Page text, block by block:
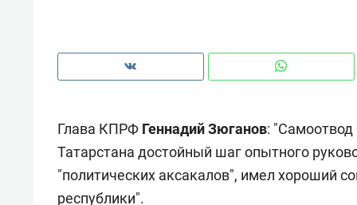
Глава КПРФ Геннадий Зюганов:
Татарстана достойный шаг опытного
"политических аксакалов", имел хороший
республики".
Рекомендуем
Как ГК «МИР ГРУПП» и ВТБ
создают оазис жилого
комфорта под Казанью
150
ID